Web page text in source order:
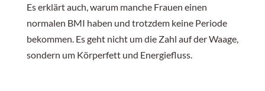
Es erklärt auch, warum manche Frauen einen
normalen BMI haben und trotzdem keine Periode
bekommen. Es geht nicht um die Zahl auf der Waage,
sondern um Körperfett und Energiefluss.